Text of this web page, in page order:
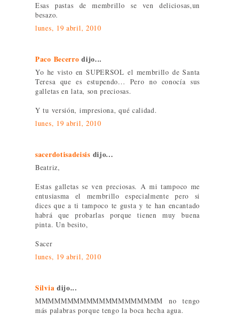
Esas pastas de membrillo se ven deliciosas,un
besazo.
lunes, 19 abril, 2010
Paco Becerro dijo...
Yo he visto en SUPERSOL el membrillo de Santa
Teresa que es estupendo... Pero no conocía sus
galletas en lata, son preciosas.
Y tu versión, impresiona, qué calidad.
lunes, 19 abril, 2010
sacerdotisadeisis dijo...
Beatriz,
Estas galletas se ven preciosas. A mi tampoco me
entusiasma el membrillo especialmente pero si
dices que a ti tampoco te gusta y te han encantado
habrá que probarlas porque tienen muy buena
pinta. Un besito,
Sacer
lunes, 19 abril, 2010
Silvia dijo...
MMMMMMMMMMMMMMMMMMMM no tengo
más palabras porque tengo la boca hecha agua.